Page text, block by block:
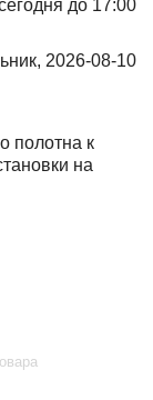
до 17:00
2026-08-10
полотна к
на